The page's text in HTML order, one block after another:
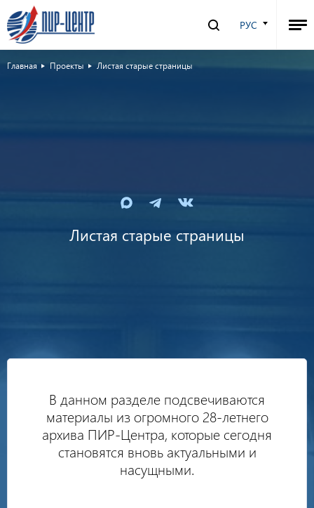
РУС
Главная Проекты Листая старые страницы
Листая старые страницы
В данном разделе подсвечиваются
материалы из огромного 28-летнего
архива ПИР-Центра, которые сегодня
становятся вновь актуальными и
насущными.